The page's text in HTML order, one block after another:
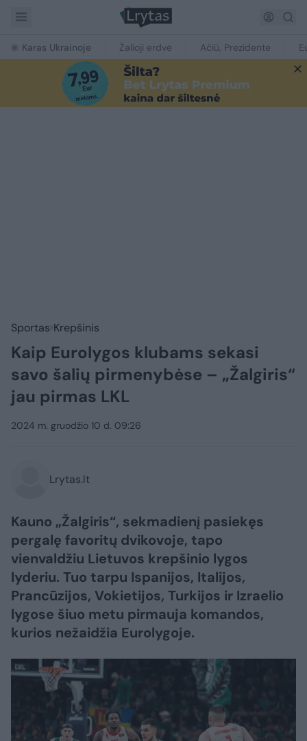
Karas Ukrainoje Žalioji erdvė Ačiū, Prezidente
Sportas Krepšinis
Kaip Eurolygos klubams sekasi
savo šalių pirmenybėse – „Žalgiris“
jau pirmas LKL
2024 m. gruodžio 10 d. 09:26
Lrytas.lt
Kauno „Žalgiris“, sekmadienį pasiekęs
pergalę favoritų dvikovoje, tapo
vienvaldžiu Lietuvos krepšinio lygos
lyderiu. Tuo tarpu Ispanijos, Italijos,
Prancūzijos, Vokietijos, Turkijos ir Izraelio
lygose šiuo metu pirmauja komandos,
kurios nežaidžia Eurolygoje.